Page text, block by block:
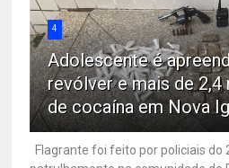
4
Adolescente é
revólver e mais de
de cocaína em Nova
Flagrante foi feito por policiais do